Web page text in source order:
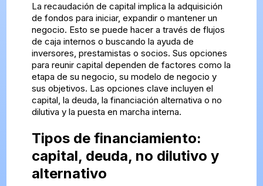
La recaudación de capital implica la adquisición
de fondos para iniciar, expandir o mantener un
negocio. Esto se puede hacer a través de flujos
de caja internos o buscando la ayuda de
inversores, prestamistas o socios. Sus opciones
para reunir capital dependen de factores como la
etapa de su negocio, su modelo de negocio y
sus objetivos. Las opciones clave incluyen el
capital, la deuda, la financiación alternativa o no
dilutiva y la puesta en marcha interna.
Tipos de financiamiento:
capital, deuda, no dilutivo y
alternativo